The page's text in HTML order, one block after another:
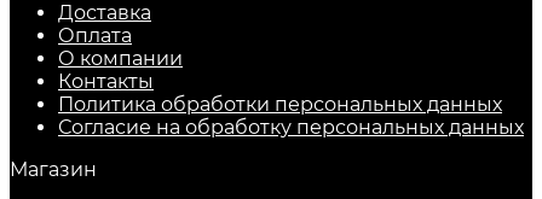
Доставка
Оплата
О компании
Контакты
Политика обработки персональных данных
Согласие на обработку персональных данных
Магазин